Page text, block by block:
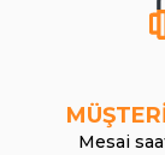
Mesai